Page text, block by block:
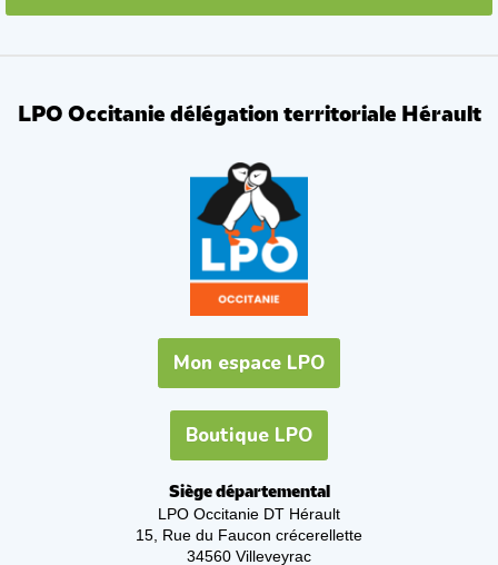
LPO Occitanie délégation territoriale Hérault
Mon espace LPO
Boutique LPO
Siège départemental
LPO Occitanie DT Hérault
15, Rue du Faucon crécerellette
34560 Villeveyrac